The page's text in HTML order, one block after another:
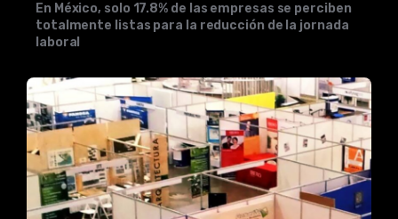
En México, solo 17.8% de las empresas se perciben
totalmente listas para la reducción de la jornada
laboral